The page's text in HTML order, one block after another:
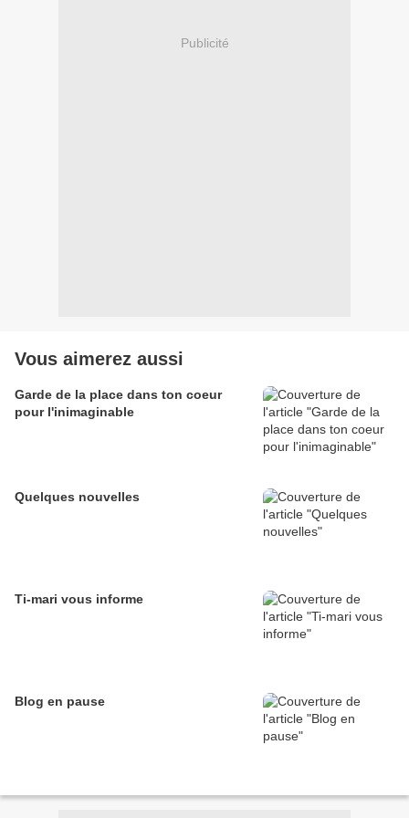
Publicité
Vous aimerez aussi
Garde de la place dans ton coeur
pour l'inimaginable
Quelques nouvelles
Ti-mari vous informe
Blog en pause